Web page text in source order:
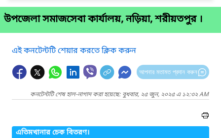
উপজেলা সমাজসেবা কার্যালয়, নড়িয়া, শরীয়তপুর ।
এই কনটেন্টটি শেয়ার করতে ক্লিক করুন
আপনার মতামত প্রদান করুন
কনটেন্টটি শেষ হাল-নাগাদ করা হয়েছে: বুধবার, ২৫ জুন, ২০২৫ এ ১২:৩২ AM
এতিমখানার চেক বিতরণ।